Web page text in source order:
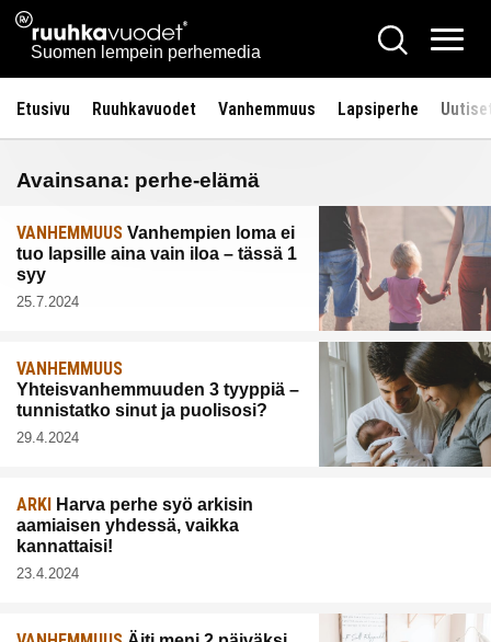
Siirry
sisältöön
Ruuhkavuodet.fi
Suomen lempein perhemedia
Hae
Etusivu Ruuhkavuodet Vanhemmuus Lapsiperhe
Avainsana: perhe-elämä
VANHEMMUUS Vanhempien loma ei
tuo lapsille aina vain iloa – tässä 1
syy
25.7.2024
VANHEMMUUS
Yhteisvanhemmuuden 3 tyyppiä –
tunnistatko sinut ja puolisosi?
29.4.2024
ARKI Harva perhe syö arkisin
aamiaisen yhdessä, vaikka
kannattaisi!
23.4.2024